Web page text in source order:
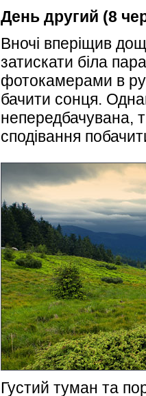
День другий (8
Вночі вперіщив
затискати біла
фотокамерами в
бачити сонця.
непередбачувана,
сподівання
Густий туман та